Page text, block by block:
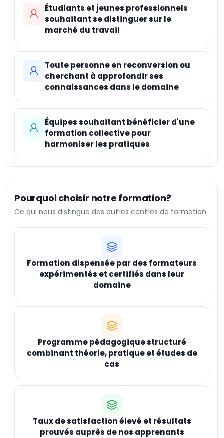
directrices pour planifier la continuité des
activités et mettre en œuvre des mesures pour
minimiser les interruptions.
Évaluation des prestataires de services et
inclusion dans les contrats : La formation offre la
capacité d'évaluer les prestataires de services
commerciaux en matière de gestion des
outils nécessaires pour mesurer les
performances de ces prestataires et inclure des
critères pertinents dans les contrats
commerciaux, afin d'assurer une gestion efficace
des documents tout au long de la chaîne
d'approvisionnement.
Étudiants et jeunes professionnels
souhaitant se distinguer sur le
marché du travail
Toute personne en reconversion ou
cherchant à approfondir ses
connaissances dans le domaine
Équipes souhaitant bénéficier d'une
formation collective pour
harmoniser les pratiques
Pourquoi choisir notre formation?
Ce qui nous distingue des autres centres de formation
Formation dispensée par des formateurs
expérimentés et certifiés dans leur
domaine
Programme pédagogique structuré
combinant théorie, pratique et études de
cas
Taux de satisfaction élevé et résultats
prouvés auprès de nos apprenants